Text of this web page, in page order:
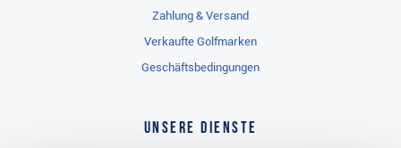
Zahlung & Versand
Verkaufte Golfmarken
Geschäftsbedingungen
Unsere Dienste